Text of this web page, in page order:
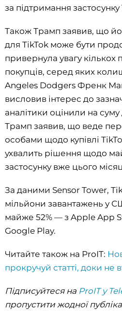
за підтримання застосунку
Також Трамп заявив, що
для TikTok може бути
привернула увагу кількох
покупців, серед яких
Angeles Dodgers Френк
висловив інтерес до
аналітики оцінили на суму
Трамп заявив, що веде
особами щодо купівлі
ухвалить рішення щодо
застосунку вже цього
За даними Sensor Tower,
мільйони завантажень у
майже 52% — з Apple App
Google Play.
Читайте також на ProIT:
прокручуй статті, доки не
Підписуйтеся на ProIT у
пропустити жодної